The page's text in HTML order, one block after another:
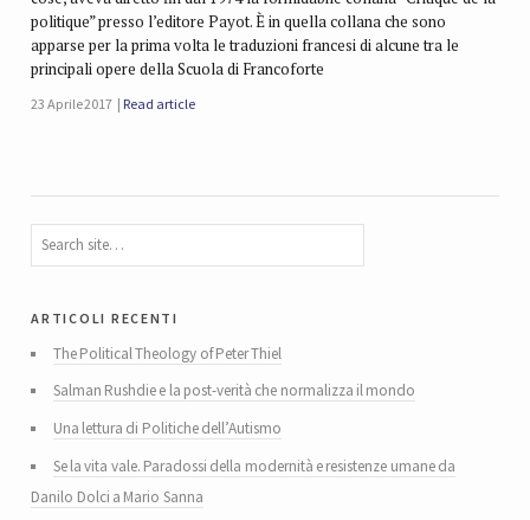
politique” presso l’editore Payot. È in quella collana che sono
apparse per la prima volta le traduzioni francesi di alcune tra le
principali opere della Scuola di Francoforte
23 Aprile 2017 Read article
articoli recenti
The Political Theology of Peter Thiel
Salman Rushdie e la post-verità che normalizza il mondo
Una lettura di Politiche dell’Autismo
Se la vita vale. Paradossi della modernità e resistenze umane da
Danilo Dolci a Mario Sanna